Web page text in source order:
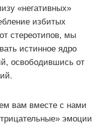
«негативных»
избитых
стереотипов, мы
истинное ядро
освободившись от
вам вместе с нами
эмоции